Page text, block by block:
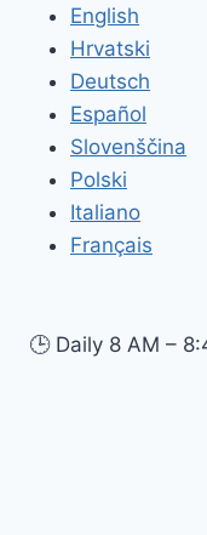
English
Hrvatski
Deutsch
Español
Slovenščina
Polski
Italiano
Français
🕒 Daily 8 AM –